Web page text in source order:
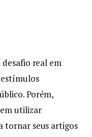
real em
Porém,
utilizar
tornar seus artigos